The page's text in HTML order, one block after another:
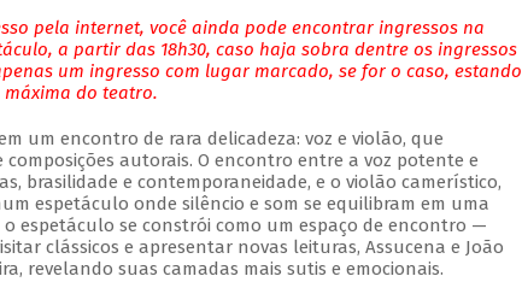
pela internet, você ainda pode encontrar ingressos na
a partir das 18h30, caso haja sobra dentre os ingressos
um ingresso com lugar marcado, se for o caso, estando
do teatro.
um encontro de rara delicadeza: voz e violão, que
autorais. O encontro entre a voz potente e
brasilidade e contemporaneidade, e o violão camerístico,
espetáculo onde silêncio e som se equilibram em uma
espetáculo se constrói como um espaço de encontro —
clássicos e apresentar novas leituras, Assucena e João
revelando suas camadas mais sutis e emocionais.